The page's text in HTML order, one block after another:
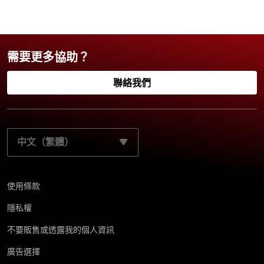
需要更多協助？
聯絡我們
請選取您的慣用語言：
使用條款
隱私權
不要販售或透露我的個人資訊
廣告選擇